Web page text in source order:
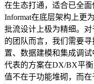
在生态打通，适合已全
Informat在底层架构上更
批流设计上极为精细。
的团队而言，我们需要
置、数据建模和集成调
代表的方案在DX/BX平
值不在于功能堆砌，而